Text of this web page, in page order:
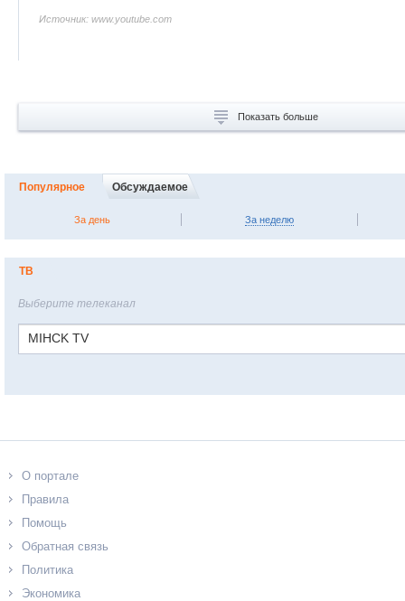
Источник: www.youtube.com
Показать больше
Популярное Обсуждаемое
За день За неделю
ТВ
Выберите телеканал
MIHCK TV
О портале
Правила
Помощь
Обратная связь
Политика
Экономика